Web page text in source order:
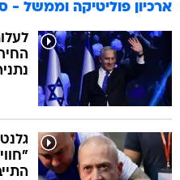
ארכיון פוליטיקה וממשל -